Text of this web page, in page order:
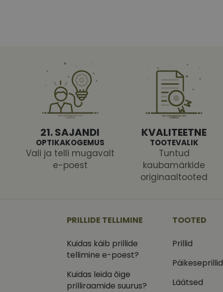
21. SAJANDI
OPTIKAKOGEMUS
Vali ja telli mugavalt
e-poest
KVALITEETNE
TOOTEVALIK
Tuntud
kaubamärkide
originaaltooted
PRILLIDE TELLIMINE
Kuidas käib prillide
tellimine e-poest?
Kuidas leida õige
prilliraamide suurus?
TOOTED
Prillid
Päikeseprillid
Läätsed
shipping_country
CookieScriptConsent
csrftoken
_ga_VQ82NFQ41G
__kla_id
test_cookie
_fbp